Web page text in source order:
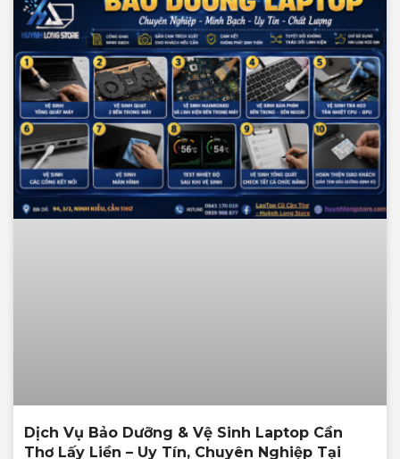
Dịch Vụ Bảo Dưỡng & Vệ Sinh Laptop Cần
Thơ Lấy Liền – Uy Tín, Chuyên Nghiệp Tại